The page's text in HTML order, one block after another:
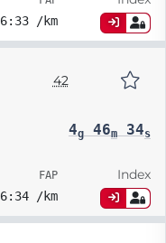
6:33 /km
42
4g46m34s
FAP
6:34 /km
Index